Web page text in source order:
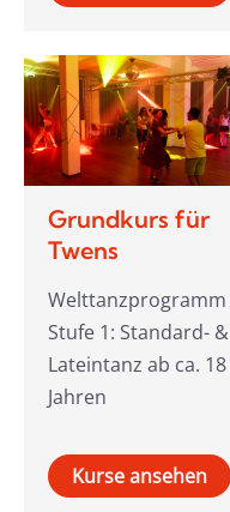
Grundkurs für
Twens
Welttanzprogramm
Stufe 1: Standard- &
Lateintanz ab ca. 18
Jahren
Kurse ansehen